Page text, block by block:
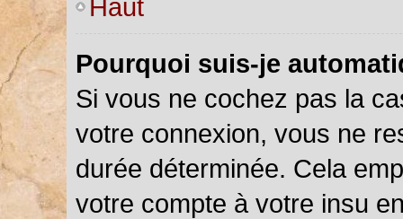
Haut
Pourquoi suis-je
Si vous ne cochez pas la
votre connexion, vous ne
durée déterminée. Cela
votre compte à votre insu